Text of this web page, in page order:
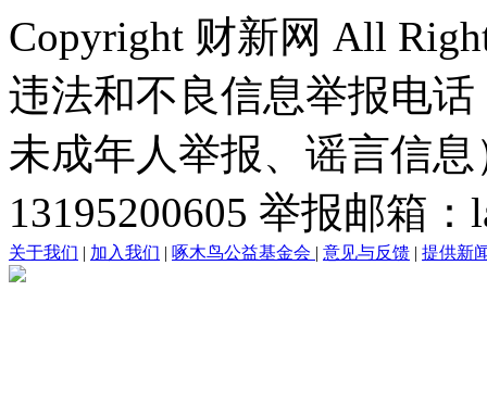
Copyright 财新网 All
违法和不良信息举报电
未成年人举报、谣言信
13195200605 举报邮箱
关于我们 | 加入我们 | 啄木鸟公益基金会 | 意见与反馈 | 提供新